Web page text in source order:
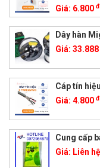
Giá: 6.800 đ
Dây hàn
Giá: 33.888
Cáp tín
Giá: 4.800 đ
Cung cấp
Giá: Liên hệ